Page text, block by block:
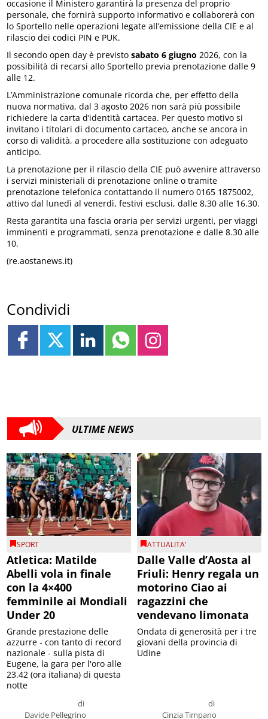
occasione il Ministero garantirà la presenza del proprio
personale, che fornirà supporto informativo e collaborerà con
lo Sportello nelle operazioni legate all’emissione della CIE e al
rilascio dei codici PIN e PUK.
Il secondo open day è previstosabato 6 giugno 2026, con la
possibilità di recarsi allo Sportello previa prenotazione dalle 9
alle 12.
L’Amministrazione comunale ricorda che, per effetto della
nuova normativa, dal 3 agosto 2026 non sarà più possibile
richiedere la carta d’identità cartacea. Per questo motivo si
invitano i titolari di documento cartaceo, anche se ancora in
corso di validità, a procedere alla sostituzione con adeguato
anticipo.
La prenotazione per il rilascio della CIE può avvenire attraverso
i servizi ministeriali di prenotazione online o tramite
prenotazione telefonica contattando il numero 0165 1875002,
attivo dal lunedì al venerdì, festivi esclusi, dalle 8.30 alle 16.30.
Resta garantita una fascia oraria per servizi urgenti, per viaggi
imminenti e programmati, senza prenotazione e dalle 8.30 alle
10.
(re.aostanews.it)
Condividi
ULTIME NEWS
SPORT
Atletica: Matilde
Abelli vola in finale
con la 4×400
femminile ai Mondiali
Under 20
di
Davide Pellegrino
Grande prestazione delle
azzurre - con tanto di record
nazionale - sulla pista di
Eugene, la gara per l'oro alle
23.42 (ora italiana) di questa
notte
ATTUALITA'
Dalle Valle d’Aosta al
Friuli: Henry regala un
motorino Ciao ai
ragazzini che
vendevano limonata
di
Cinzia Timpano
Ondata di generosità per i tre
giovani della provincia di
Udine